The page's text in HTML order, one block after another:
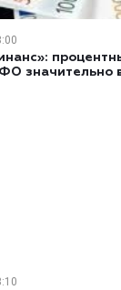
значительно